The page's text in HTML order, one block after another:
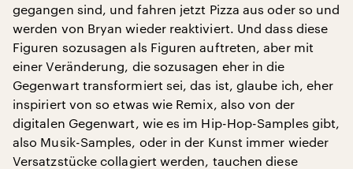
gegangen sind, und fahren jetzt Pizza aus oder so und
werden von Bryan wieder reaktiviert. Und dass diese
Figuren sozusagen als Figuren auftreten, aber mit
einer Veränderung, die sozusagen eher in die
Gegenwart transformiert sei, das ist, glaube ich, eher
inspiriert von so etwas wie Remix, also von der
digitalen Gegenwart, wie es im Hip-Hop-Samples gibt,
also Musik-Samples, oder in der Kunst immer wieder
Versatzstücke collagiert werden, tauchen diese